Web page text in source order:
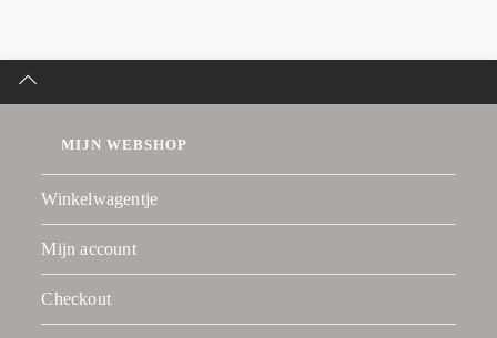
MIJN WEBSHOP
Winkelwagentje
Mijn account
Checkout